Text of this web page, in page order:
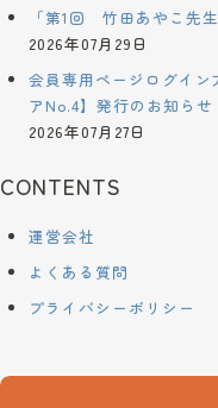
「第1回 竹田あやこ先
2026年07月29日
会員専用ページログイ
アNo.4】発行のお知らせ
2026年07月27日
CONTENTS
運営会社
よくある質問
プライバシーポリシー